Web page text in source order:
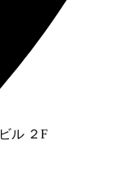
ル ２F